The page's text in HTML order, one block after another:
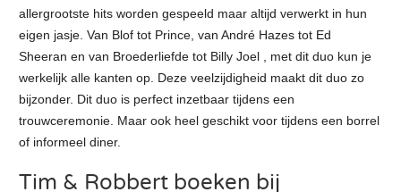
allergrootste hits worden gespeeld maar altijd verwerkt in hun
eigen jasje. Van Blof tot Prince, van André Hazes tot Ed
Sheeran en van Broederliefde tot Billy Joel , met dit duo kun je
werkelijk alle kanten op. Deze veelzijdigheid maakt dit duo zo
bijzonder. Dit duo is perfect inzetbaar tijdens een
trouwceremonie. Maar ook heel geschikt voor tijdens een borrel
of informeel diner.
Tim & Robbert boeken bij